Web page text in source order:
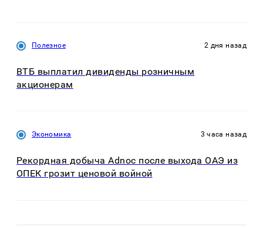
Полезное 2 дня назад
ВТБ выплатил дивиденды розничным
акционерам
Экономика 3 часа назад
Рекордная добыча Adnoc после выхода ОАЭ из
ОПЕК грозит ценовой войной